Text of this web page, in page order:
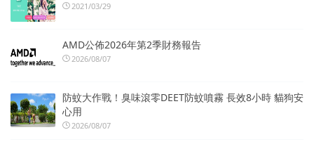
2021/03/29
AMD公佈2026年第2季財務報告
2026/08/07
防蚊大作戰！臭味滾零DEET防蚊噴霧 長效8小時 貓狗安
心用
2026/08/07